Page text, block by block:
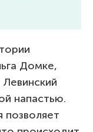
Домке,
напастью.
позволяет